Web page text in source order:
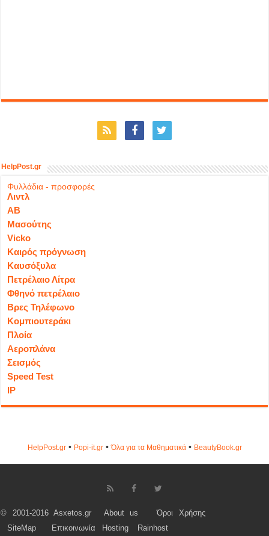
HelpPost.gr
Φυλλάδια - προσφορές
Λιντλ
ΑΒ
Μασούτης
Vicko
Καιρός πρόγνωση
Καυσόξυλα
Πετρέλαιο Λίτρα
Φθηνό πετρέλαιο
Βρες Τηλέφωνο
Κομπιουτεράκι
Πλοία
Αεροπλάνα
Σεισμός
Speed Test
IP
HelpPost.gr• Popi-it.gr•Όλα για τα Μαθηματικά• ΒeautyΒook.gr
© 2001-2016 Asxetos.gr About us
Όροι Χρήσης
SiteMap
Επικοινωνία Hosting Rainhost